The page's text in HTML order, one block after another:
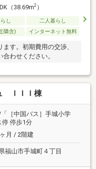
（38.69m2）
し
二人暮らし
隣含) インターネット無料
す。初期費用の交渉、
わせください。
ＩＩＩ棟
［中国バス］手城小学
停歩1分
月 / 2階建
福山市手城町４丁目